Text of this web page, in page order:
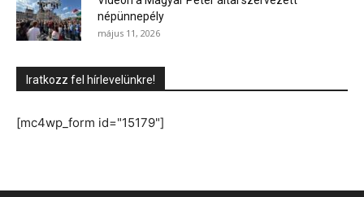
népünnepély
május 11, 2026
Iratkozz fel hírlevelünkre!
[mc4wp_form id="15179"]